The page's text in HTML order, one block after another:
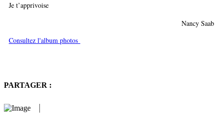
Je t’apprivoise
Nancy Saab
Consultez l'album photos
PARTAGER :